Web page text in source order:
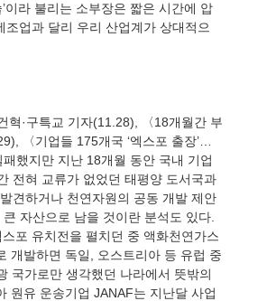
이라 불리는 소부장은 짧은 시간에 압
조업과 달리 우리 산업계가 상대적으
〈기업들 175개국 ‘엑스포 출장’…
했지만 지난 18개월 동안 국내 기업
전혀 교류가 없었던 태평양 도서국과
견하거나 천연자원의 공동 개발 제안
자산으로 남을 것이란 분석도 있다.
포 유치전을 펼치던 중 액화천연가스
개발하면 독일, 오스트리아 등 유럽 중
국가로만 생각했던 나라에서 뜻밖의
원유 운송기업 JANAF는 지난달 사업